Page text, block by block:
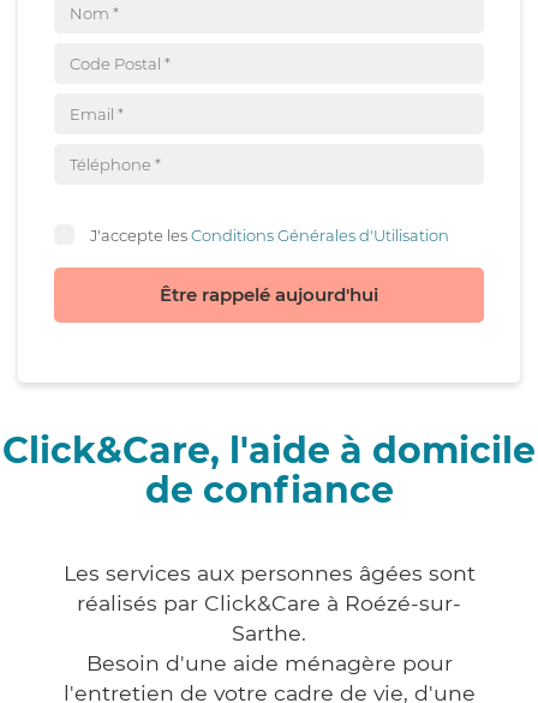
J'accepte lesConditions Générales d'Utilisation
Être rappelé aujourd'hui
Click&Care, l'aide à domicile
de confiance
Les services aux personnes âgées sont
réalisés par Click&Care à Roézé-sur-
Sarthe.
Besoin d'une aide ménagère pour
l'entretien de votre cadre de vie, d'une